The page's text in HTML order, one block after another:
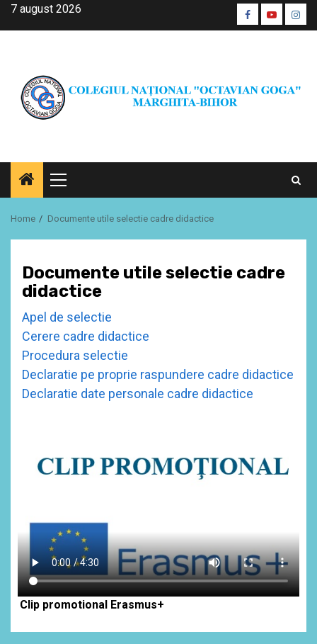
Skip7 august 2026 Facebook
Youtube
CŞE
Primary
Menu
Home Documente utile selectie cadre didactice
Documente utile selectie cadre
didactice
Apel de selectie
Cerere cadre didactice
Procedura selectie
Declaratie pe proprie raspundere cadre didactice
Declaratie date personale cadre didactice
Clip promotional Erasmus+